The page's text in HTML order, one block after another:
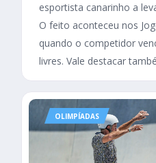
esportista canarinho a
O feito aconteceu nos
quando o competidor
livres. Vale destacar
OLIMPÍADAS